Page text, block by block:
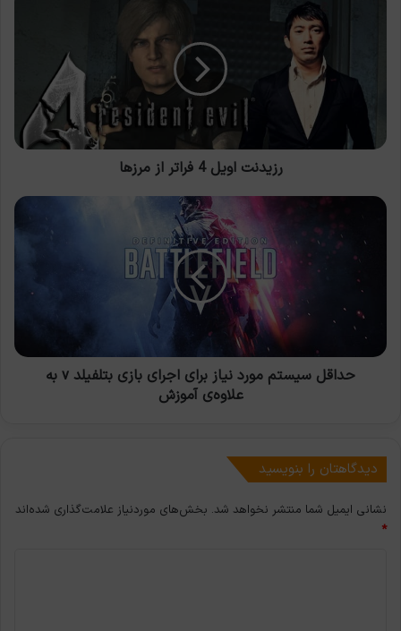
مرزها
رزیدنت اویل 4 فراتر از مرزها
حداقل
مورد
اجرای
بتلفیلد
v
حداقل سیستم مورد نیاز برای اجرای بازی بتلفیلد v به
علاوه‌ی آموزش
دیدگاهتان را بنویسید
نشانی ایمیل شما منتشر نخواهد شد. بخش‌های موردنیاز علامت‌گذاری شده‌اند
*